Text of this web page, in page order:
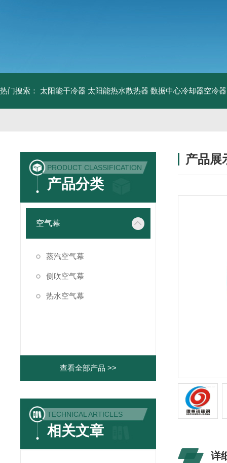
热门搜索： 太阳能干冷器 太阳能热水散热器 数据中心冷却器空冷器
PRODUCT CLASSIFICATION
产品分类
空气幕
蒸汽空气幕
侧吹空气幕
热水空气幕
查看全部产品 >>
TECHNICAL ARTICLES
相关文章
产品展
详